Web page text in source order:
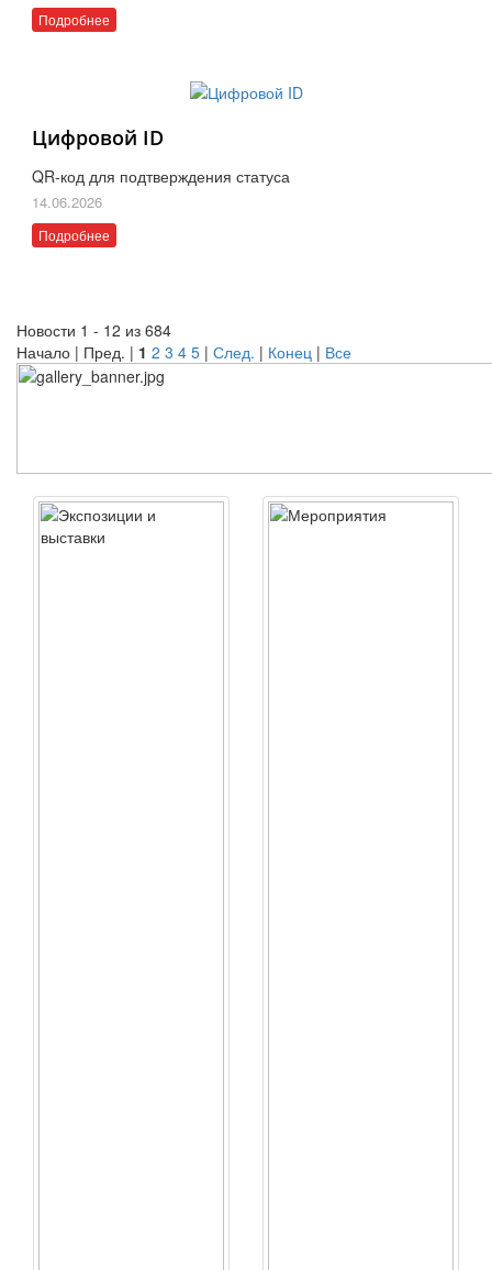
Подробнее
Цифровой ID
QR-код для подтверждения статуса
14.06.2026
Подробнее
Новости 1 - 12 из 684
Начало | Пред. | 1 2 3 4 5 | След. | Конец | Все